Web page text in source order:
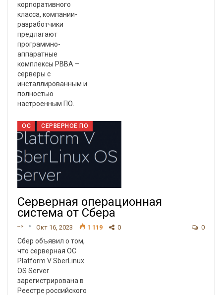
корпоративного
класса, компании-
разработчики
предлагают
программно-
аппаратные
комплексы PBBA –
серверы с
инсталлированным и
полностью
настроенным ПО.
ОС СЕРВЕРНОЕ ПО
Серверная операционная
система от Сбера
--> Окт 16, 2023 1 119 0 0
Сбер объявил о том,
что серверная ОС
Platform V SberLinux
OS Server
зарегистрирована в
Реестре российского